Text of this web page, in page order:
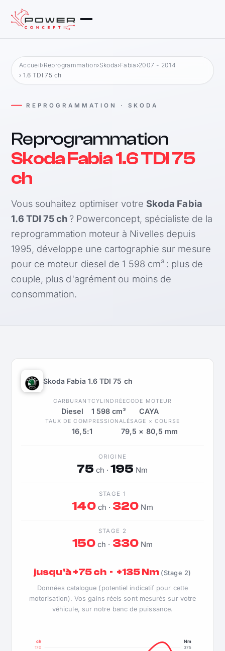
Accueil›Reprogrammation›Skoda›Fabia ›2007 - 2014
› 1.6 TDI 75 ch
REPROGRAMMATION · SKODA
Reprogrammation
Skoda Fabia 1.6 TDI 75
ch
Vous souhaitez optimiser votre Skoda Fabia
1.6 TDI 75 ch? Powerconcept, spécialiste de la
reprogrammation moteur à Nivelles depuis
1995, développe une cartographie sur mesure
pour ce moteur diesel de 1 598 cm³ : plus de
couple, plus d'agrément ou moins de
consommation.
Skoda Fabia 1.6 TDI 75 ch
CARBURANT
Diesel
CYLINDRÉE
1 598 cm³
CODE MOTEUR
CAYA
TAUX DE COMPRESSION
16,5:1
ALÉSAGE × COURSE
79,5 × 80,5 mm
ORIGINE
75 ch ·195 Nm
STAGE 1
140ch · 320 Nm
STAGE 2
150 ch · 330Nm
jusqu'à +75 ch · +135 Nm (Stage 2)
Données catalogue (potentiel indicatif pour cette
motorisation). Vos gains réels sont mesurés sur votre
véhicule, sur notre banc de puissance.
170 375
ch Nm